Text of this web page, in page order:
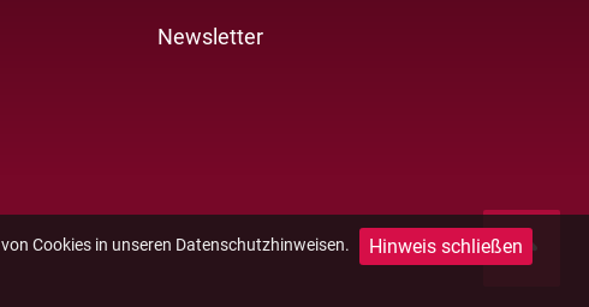
Cookies in unseren Datenschutzhinweisen.
Hinweis schließen
Newsletter